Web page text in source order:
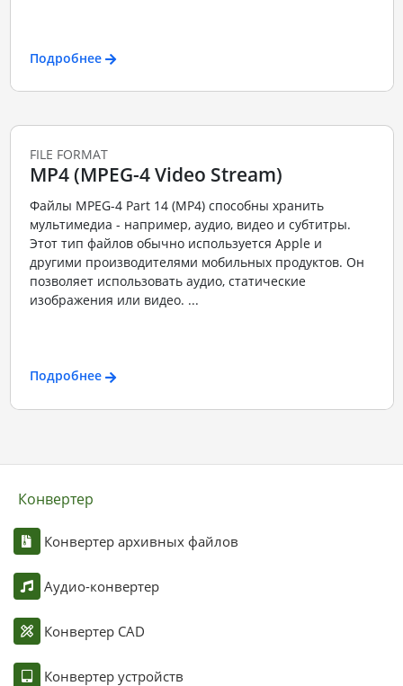
Подробнее
FILE FORMAT
MP4 (MPEG-4 Video Stream)
Файлы MPEG-4 Part 14 (MP4) способны хранить
мультимедиа - например, аудио, видео и субтитры.
Этот тип файлов обычно используется Apple и
другими производителями мобильных продуктов. Он
позволяет использовать аудио, статические
изображения или видео. ...
Подробнее
Конвертер
Конвертер архивных файлов
Аудио-конвертер
Конвертер CAD
Конвертер устройств